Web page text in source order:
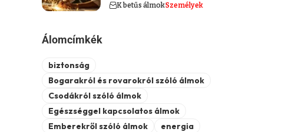
K betűs álmokSzemélyek
Álomcímkék
biztonság
Bogarakról és rovarokról szóló álmok
Csodákról szóló álmok
Egészséggel kapcsolatos álmok
Emberekről szóló álmok
energia